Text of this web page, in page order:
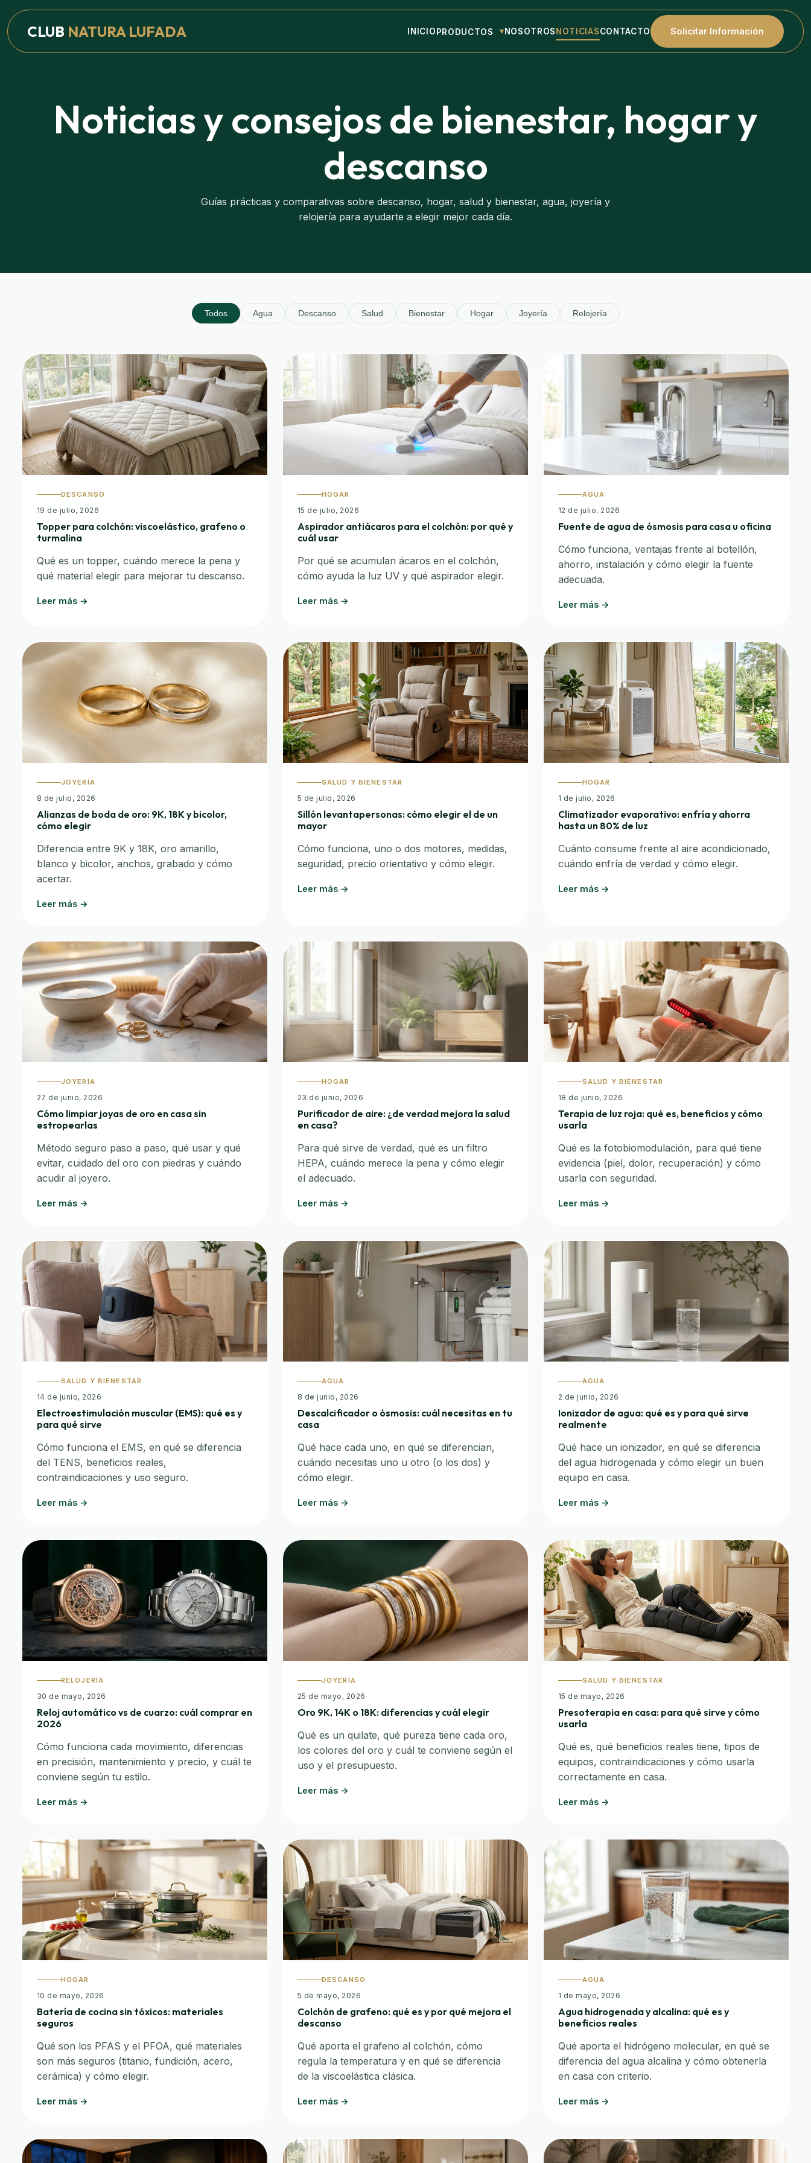
CLUB NATURA LUFADA INICIOPRODUCTOS NOSOTROSNOTICIASCONTACTO Solicitar Información
Noticias y consejos de bienestar, hogar y
descanso
Guías prácticas y comparativas sobre descanso, hogar, salud y bienestar, agua, joyería y
relojería para ayudarte a elegir mejor cada día.
Todos Agua Descanso Salud Bienestar Hogar Joyería Relojería
DESCANSO
19 de julio, 2026
Topper para colchón: viscoelástico, grafeno o
turmalina
Qué es un topper, cuándo merece la pena y
qué material elegir para mejorar tu descanso.
Leer más →
HOGAR
15 de julio, 2026
Aspirador antiácaros para el colchón: por qué y
cuál usar
Por qué se acumulan ácaros en el colchón,
cómo ayuda la luz UV y qué aspirador elegir.
Leer más →
AGUA
12 de julio, 2026
Fuente de agua de ósmosis para casa u oficina
Cómo funciona, ventajas frente al botellón,
ahorro, instalación y cómo elegir la fuente
adecuada.
Leer más →
JOYERÍA
8 de julio, 2026
Alianzas de boda de oro: 9K, 18K y bicolor,
cómo elegir
Diferencia entre 9K y 18K, oro amarillo,
blanco y bicolor, anchos, grabado y cómo
acertar.
Leer más →
SALUD Y BIENESTAR
5 de julio, 2026
Sillón levantapersonas: cómo elegir el de un
mayor
Cómo funciona, uno o dos motores, medidas,
seguridad, precio orientativo y cómo elegir.
Leer más →
HOGAR
1 de julio, 2026
Climatizador evaporativo: enfría y ahorra
hasta un 80% de luz
Cuánto consume frente al aire acondicionado,
cuándo enfría de verdad y cómo elegir.
Leer más →
JOYERÍA
27 de junio, 2026
Cómo limpiar joyas de oro en casa sin
estropearlas
Método seguro paso a paso, qué usar y qué
evitar, cuidado del oro con piedras y cuándo
acudir al joyero.
Leer más →
HOGAR
23 de junio, 2026
Purificador de aire: ¿de verdad mejora la salud
en casa?
Para qué sirve de verdad, qué es un filtro
HEPA, cuándo merece la pena y cómo elegir
el adecuado.
Leer más →
SALUD Y BIENESTAR
18 de junio, 2026
Terapia de luz roja: qué es, beneficios y cómo
usarla
Qué es la fotobiomodulación, para qué tiene
evidencia (piel, dolor, recuperación) y cómo
usarla con seguridad.
Leer más →
SALUD Y BIENESTAR
14 de junio, 2026
Electroestimulación muscular (EMS): qué es y
para qué sirve
Cómo funciona el EMS, en qué se diferencia
del TENS, beneficios reales,
contraindicaciones y uso seguro.
Leer más →
AGUA
8 de junio, 2026
Descalcificador o ósmosis: cuál necesitas en tu
casa
Qué hace cada uno, en qué se diferencian,
cuándo necesitas uno u otro (o los dos) y
cómo elegir.
Leer más →
AGUA
2 de junio, 2026
Ionizador de agua: qué es y para qué sirve
realmente
Qué hace un ionizador, en qué se diferencia
del agua hidrogenada y cómo elegir un buen
equipo en casa.
Leer más →
RELOJERÍA
30 de mayo, 2026
Reloj automático vs de cuarzo: cuál comprar en
2026
Cómo funciona cada movimiento, diferencias
en precisión, mantenimiento y precio, y cuál te
conviene según tu estilo.
Leer más →
JOYERÍA
25 de mayo, 2026
Oro 9K, 14K o 18K: diferencias y cuál elegir
Qué es un quilate, qué pureza tiene cada oro,
los colores del oro y cuál te conviene según el
uso y el presupuesto.
Leer más →
SALUD Y BIENESTAR
15 de mayo, 2026
Presoterapia en casa: para qué sirve y cómo
usarla
Qué es, qué beneficios reales tiene, tipos de
equipos, contraindicaciones y cómo usarla
correctamente en casa.
Leer más →
HOGAR
10 de mayo, 2026
Batería de cocina sin tóxicos: materiales
seguros
Qué son los PFAS y el PFOA, qué materiales
son más seguros (titanio, fundición, acero,
cerámica) y cómo elegir.
Leer más →
DESCANSO
5 de mayo, 2026
Colchón de grafeno: qué es y por qué mejora el
descanso
Qué aporta el grafeno al colchón, cómo
regula la temperatura y en qué se diferencia
de la viscoelástica clásica.
Leer más →
AGUA
1 de mayo, 2026
Agua hidrogenada y alcalina: qué es y
beneficios reales
Qué aporta el hidrógeno molecular, en qué se
diferencia del agua alcalina y cómo obtenerla
en casa con criterio.
Leer más →